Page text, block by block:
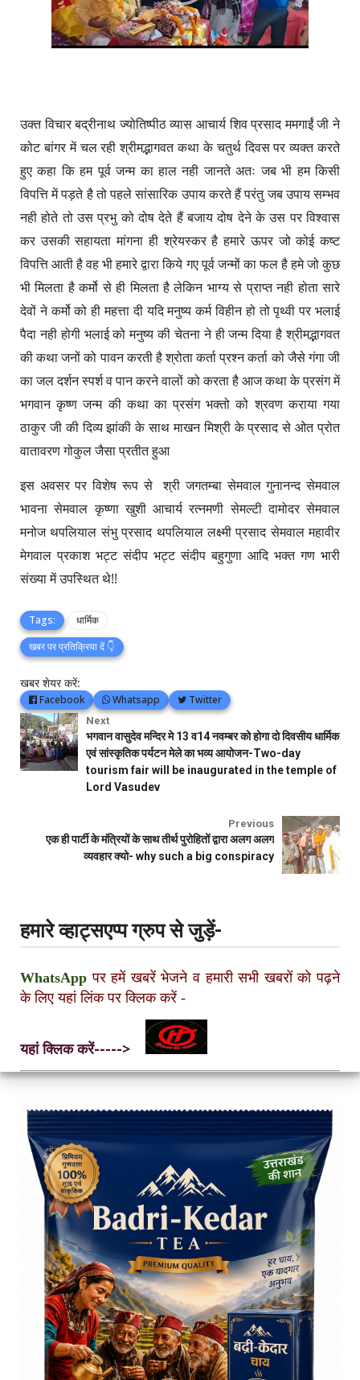
उक्त विचार बद्रीनाथ ज्योतिष्पीठ व्यास आचार्य शिव प्रसाद ममगाईं जी ने
कोट बांगर में चल रही श्रीमद्भागवत कथा के चतुर्थ दिवस पर व्यक्त करते
हुए कहा कि हम पूर्व जन्म का हाल नही जानते अतः जब भी हम किसी
विपत्ति में पड़ते है तो पहले सांसारिक उपाय करते हैं परंतु जब उपाय सम्भव
नही होते तो उस प्रभु को दोष देते हैं बजाय दोष देने के उस पर विश्वास
कर उसकी सहायता मांगना ही श्रेयस्कर है हमारे ऊपर जो कोई कष्ट
विपत्ति आती है वह भी हमारे द्वारा किये गए पूर्व जन्मों का फल है हमे जो कुछ
भी मिलता है कर्मो से ही मिलता है लेकिन भाग्य से प्राप्त नही होता सारे
देवों ने कर्मो को ही महत्ता दी यदि मनुष्य कर्म विहीन हो तो पृथ्वी पर भलाई
पैदा नही होगी भलाई को मनुष्य की चेतना ने ही जन्म दिया है श्रीमद्भागवत
की कथा जनों को पावन करती है श्रोता कर्ता प्रश्न कर्ता को जैसे गंगा जी
का जल दर्शन स्पर्श व पान करने वालों को करता है आज कथा के प्रसंग में
भगवान कृष्ण जन्म की कथा का प्रसंग भक्तो को श्रवण कराया गया
ठाकुर जी की दिव्य झांकी के साथ माखन मिश्री के प्रसाद से ओत प्रोत
वातावरण गोकुल जैसा प्रतीत हुआ
इस अवसर पर विशेष रूप से श्री जगतम्बा सेमवाल गुनानन्द सेमवाल
भावना सेमवाल कृष्णा खुशी आचार्य रत्नमणी सेमल्टी दामोदर सेमवाल
मनोज थपलियाल संभु प्रसाद थपलियाल लक्ष्मी प्रसाद सेमवाल महावीर
मेगवाल प्रकाश भट्ट संदीप भट्ट संदीप बहुगुणा आदि भक्त गण भारी
संख्या में उपस्थित थे!!
Tags:
धार्मिक
खबर पर प्रतिक्रिया दें 👇
खबर शेयर करें:
Facebook Whatsapp Twitter
Next
भगवान वासुदेव मन्दिर मे 13 व14 नवम्बर को होगा दो दिवसीय धार्मिक
एवं सांस्कृतिक पर्यटन मेले का भव्य आयोजन-Two-day
tourism fair will be inaugurated in the temple of
Lord Vasudev
Previous
एक ही पार्टी के मंत्रियों के साथ तीर्थ पुरोहितों द्वारा अलग अलग
व्यवहार क्यो- why such a big conspiracy
हमारे व्हाट्सएप्प ग्रुप से जुड़ें-
WhatsApp पर हमें खबरें भेजने व हमारी सभी खबरों को पढ़ने
के लिए यहां लिंक पर क्लिक करें -
यहां क्लिक करें----->